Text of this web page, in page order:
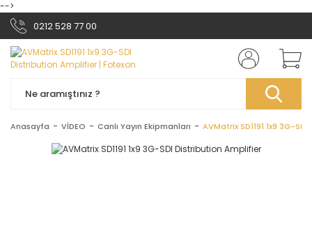
-->
0212 528 77 00
Anasayfa VİDEO Canlı Yayın Ekipmanları AVMatrix SD1191 1x9 3G-